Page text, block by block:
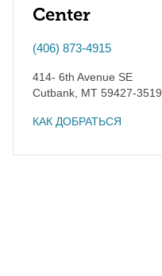
Center
(406) 873-4915
414- 6th Avenue SE
Cutbank MT 59427-3519
КАК ДОБРАТЬСЯ